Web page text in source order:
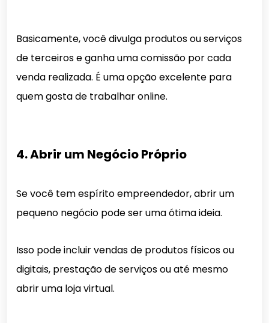
Basicamente, você divulga produtos ou serviços
de terceiros e ganha uma comissão por cada
venda realizada. É uma opção excelente para
quem gosta de trabalhar online.
4. Abrir um Negócio Próprio
Se você tem espírito empreendedor, abrir um
pequeno negócio pode ser uma ótima ideia.
Isso pode incluir vendas de produtos físicos ou
digitais, prestação de serviços ou até mesmo
abrir uma loja virtual.